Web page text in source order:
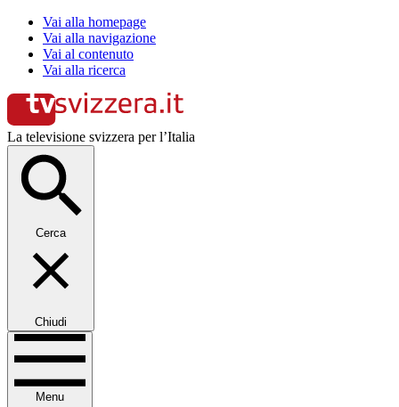
Vai alla homepage
Vai alla navigazione
Vai al contenuto
Vai alla ricerca
La televisione svizzera per l’Italia
Cerca
Chiudi
Menu